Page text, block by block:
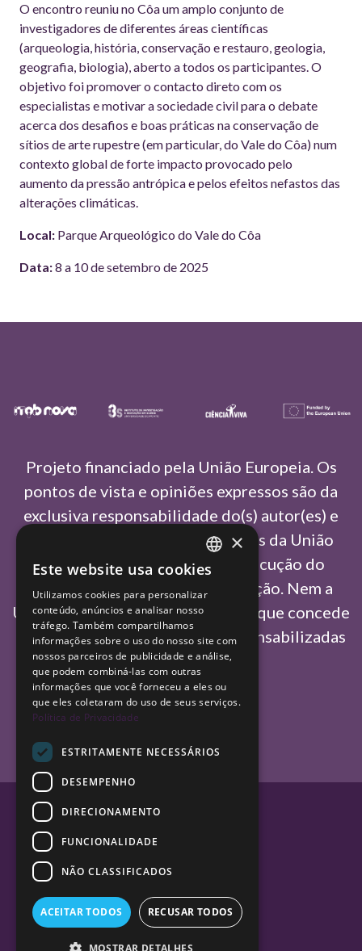
O encontro reuniu no Côa um amplo conjunto de
investigadores de diferentes áreas científicas
(arqueologia, história, conservação e restauro, geologia,
geografia, biologia), aberto a todos os participantes. O
objetivo foi promover o contacto direto com os
especialistas e motivar a sociedade civil para o debate
acerca dos desafios e boas práticas na conservação de
sítios de arte rupestre (em particular, do Vale do Côa) num
contexto global de forte impacto provocado pelo
aumento da pressão antrópica e pelos efeitos nefastos das
alterações climáticas.
Local: Parque Arqueológico do Vale do Côa
Data:8 a 10 de setembro de 2025
Projeto financiado pela União Europeia. Os
pontos de vista e opiniões expressos são da
exclusiva responsabilidade do(s) autor(es) e
não refletem necessariamente as da União
Europeia ou da Agência de Execução do
Conselho Europeu de Investigação. Nem a
União Europeia nem a autoridade que concede
o financiamento podem ser responsabilizadas
por elas.
PORTUGUESE
ENGLISH
×
Este website usa cookies
Utilizamos cookies para personalizar
conteúdo, anúncios e analisar nosso
tráfego. Também compartilhamos
informações sobre o uso do nosso site com
nossos parceiros de publicidade e análise,
que podem combiná-las com outras
informações que você forneceu a eles ou
que eles coletaram do uso de seus serviços.
Política de Privacidade
ESTRITAMENTE NECESSÁRIOS
DESEMPENHO
DIRECIONAMENTO
FUNCIONALIDADE
NÃO CLASSIFICADOS
ACEITAR TODOS RECUSAR TODOS
MOSTRAR DETALHES